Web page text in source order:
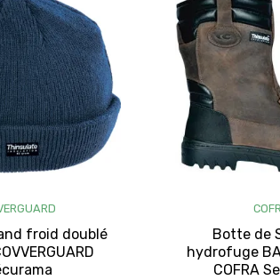
froid doublé
Botte de
hydrofuge
COFRA